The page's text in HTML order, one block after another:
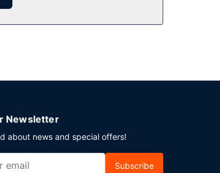
Newsletter
about news and special offers!
Subscribe